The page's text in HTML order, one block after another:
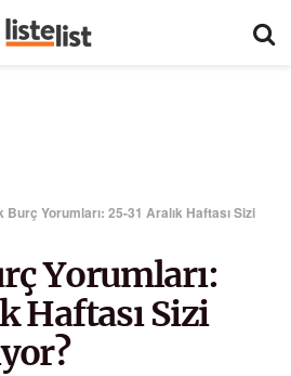
Burç Yorumları: 25-31 Aralık Haftası Sizi
Yorumları:
Haftası Sizi